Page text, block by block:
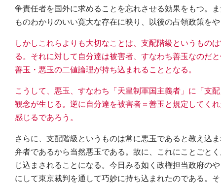
争責任者を国外に求めることを忘れさせる効果をもつ。
ものわかりのいい寛大な存在に映り、以後の占領政策を
しかしこれらよりも大切なことは、支配階級というもの
る。それに対して自分達は被害者、すなわち善玉なのだ
善玉・悪玉の二値論理が持ち込まれることとなる。
こうして、悪玉、すなわち「天皇制軍国主義者」に「支
観念が生じる。逆に自分達を被害者＝善玉と規定してく
感じるであろう。
さらに、支配階級というものは常に悪玉であると教え込
弁者であるから当然悪玉である。故に、これにことごと
じ込まされることになる。今日みる如く政権担当政府の
にして東京裁判を通して巧妙に持ち込まれたのである。